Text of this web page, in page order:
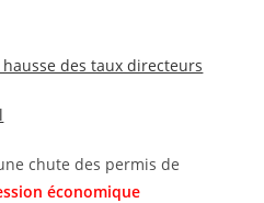
des taux directeurs
chute des permis de
économique